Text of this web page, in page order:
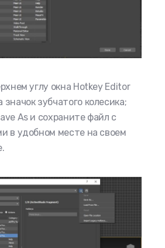
углу окна Hotkey Editor
зубчатого колесика;
As и сохраните файл с
в удобном месте на своем